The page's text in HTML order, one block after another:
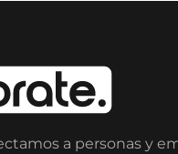
a personas y